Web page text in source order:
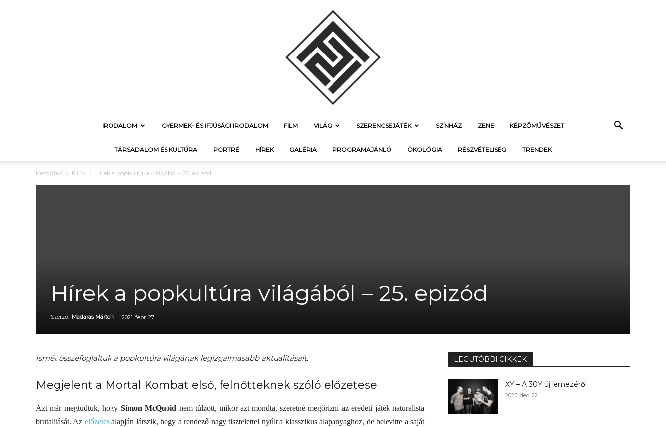
f21.hu
százada
IRODALOM GYERMEK- ÉS IFJÚSÁGI IRODALOM FILM VILÁG SZERENCSEJÁTÉK SZÍNHÁZ ZENE KÉPZŐMŰVÉSZET
TÁRSADALOM ÉS KULTÚRA PORTRÉ HÍREK GALÉRIA PROGRAMAJÁNLÓ ÖKOLÓGIA RÉSZVÉTELISÉG TRENDEK
Kezdőlap FILM Hírek a popkultúra világából – 25. epizód
Hírek a popkultúra világából – 25. epizód
Szerző: Madaras Márton - 2021. febr. 27.
Ismét összefoglaltuk a popkultúra világának legizgalmasabb aktualitásait.
Megjelent a Mortal Kombat első, felnőtteknek szóló előzetese
Azt már megtudtuk, hogy Simon McQuoid nem túlzott, mikor azt mondta, szeretné megőrizni az eredeti játék naturalista
brutalitását. Az előzetes alapján látszik, hogy a rendező nagy tisztelettel nyúlt a klasszikus alapanyaghoz, de belevitte a saját
LEGUTÓBBI CIKKEK
XY – A 30Y új lemezéről
2023. dec. 22.